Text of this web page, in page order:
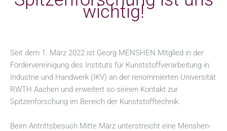
wichtig!
Seit dem 1. März 2022 ist Georg MENSHEN Mitglied in der
Fördervereinigung des Instituts für Kunststoffverarbeitung in
Industrie und Handwerk (IKV) an der renommierten Universität
RWTH Aachen und erweitert so seinen Kontakt zur
Spitzenforschung im Bereich der Kunststofftechnik.
Beim Antrittsbesuch Mitte März unterstreicht eine Menshen-